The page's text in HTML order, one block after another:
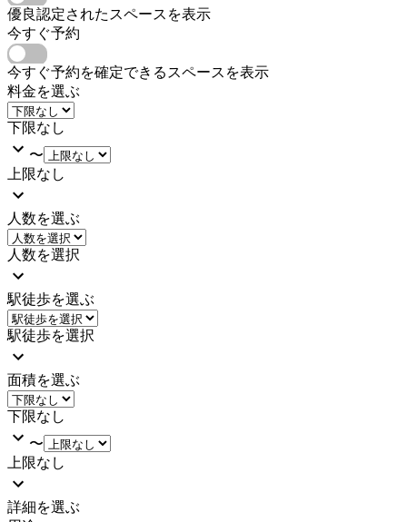
優良認定されたスペースを表示
今すぐ予約
今すぐ予約を確定できるスペースを表示
料金を選ぶ
下限なし
〜
上限なし
人数を選ぶ
人数を選択
駅徒歩を選ぶ
駅徒歩を選択
面積を選ぶ
下限なし
〜
上限なし
詳細を選ぶ